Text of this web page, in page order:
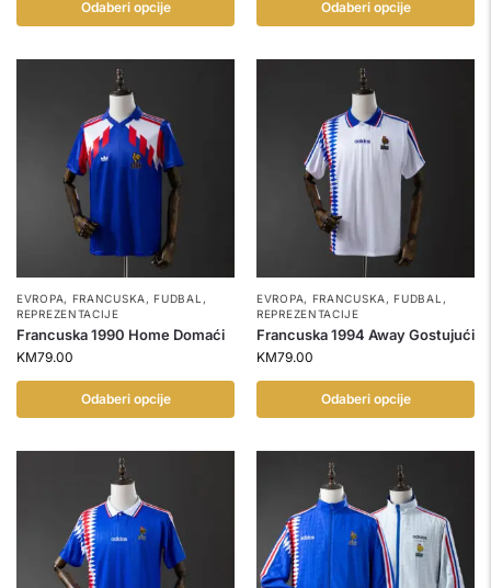
Odaberi opcije Odaberi opcije
EVROPA, FRANCUSKA ,FUDBAL ,
REPREZENTACIJE
Francuska 1990 Home Domaći
KM79.00
Odaberi opcije
EVROPA, FRANCUSKA ,FUDBAL ,
REPREZENTACIJE
Francuska 1994 Away Gostujući
KM79.00
Odaberi opcije